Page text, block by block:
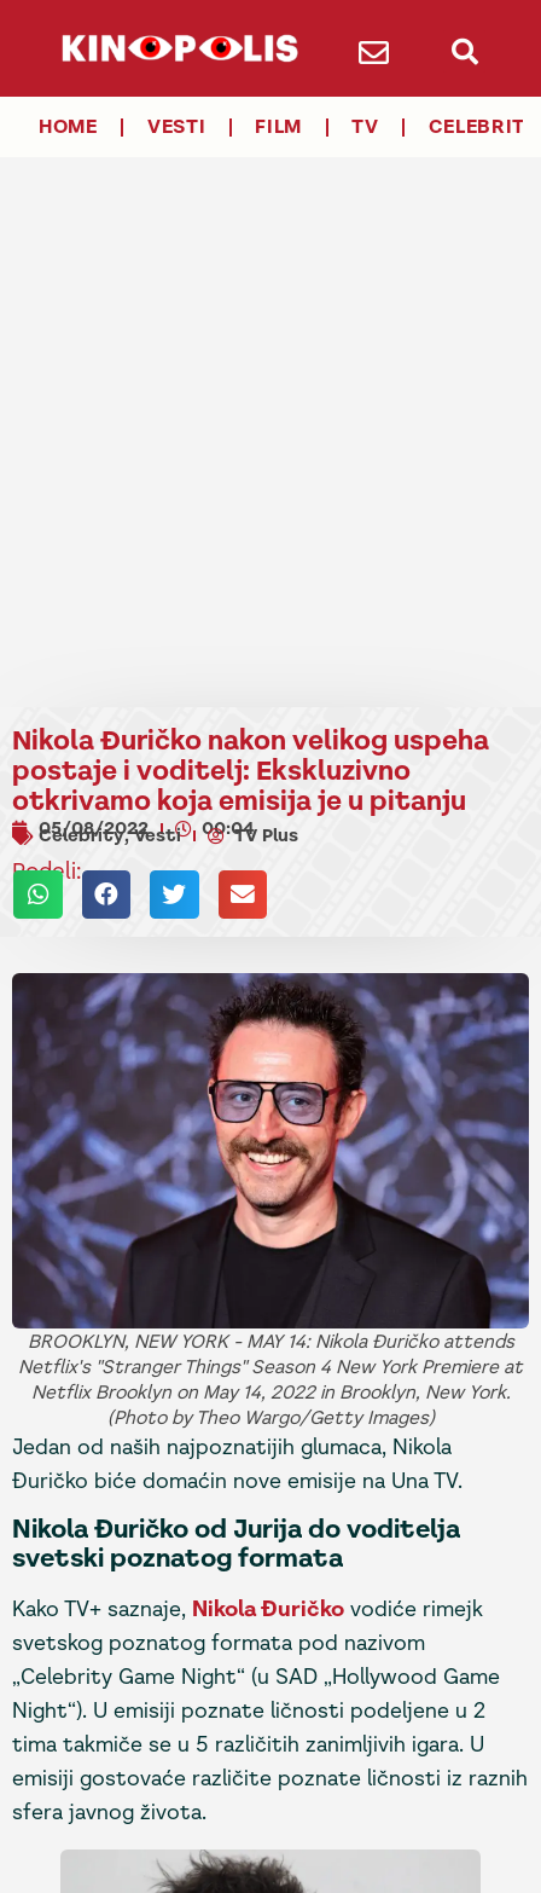
HOME VESTI FILM TV CELEBRITY
Nikola Đuričko nakon velikog uspeha
postaje i voditelj: Ekskluzivno
otkrivamo koja emisija je u pitanju
05/08/2022 00:04
Celebrity,Vesti TV Plus
Podeli:
BROOKLYN, NEW YORK - MAY 14: Nikola Đuričko attends
Netflix's "Stranger Things" Season 4 New York Premiere at
Netflix Brooklyn on May 14, 2022 in Brooklyn, New York.
(Photo by Theo Wargo/Getty Images)
Jedan od naših najpoznatijih glumaca, Nikola
Đuričko biće domaćin nove emisije na Una TV.
Nikola Đuričko od Jurija do voditelja
svetski poznatog formata
Kako TV+ saznaje, Nikola Đuričko vodiće rimejk
svetskog poznatog formata pod nazivom
„Celebrity Game Night“ (u SAD „Hollywood Game
Night“). U emisiji poznate ličnosti podeljene u 2
tima takmiče se u 5 različitih zanimljivih igara. U
emisiji gostovaće različite poznate ličnosti iz raznih
sfera javnog života.